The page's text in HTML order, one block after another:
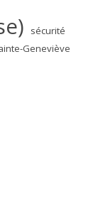
sécurité
Geneviève